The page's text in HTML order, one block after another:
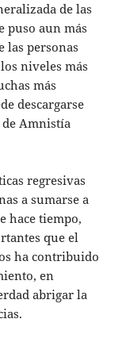
de las
puso aun más
las personas
niveles más
más
descargarse
de Amnistía
regresivas
a sumarse a
hace tiempo,
que el
ha contribuido
en
abrigar la